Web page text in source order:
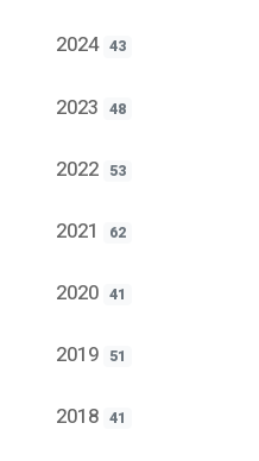
2024 43
2023 48
2022 53
2021 62
2020 41
2019 51
2018 41